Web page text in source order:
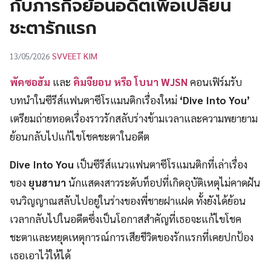
กับภารกิจย้อนอดีตเพื่อเปลี่ยน
ชะตารักแรก
13/05/2026 SVVEET KIM
พัคซอฮัม และ คิมจียอน หรือ โบนา WJSNคอนเฟิร์มรับ
บทนำในซีรีส์แฟนตาซีโรแมนติกเรื่องใหม่ ‘Dive Into You’
เตรียมถ่ายทอดเรื่องราวรักสลับร่างข้ามเวลาและความพยายาม
ย้อนกลับไปแก้ไขโชคชะตาในอดีต
Dive Into You เป็นซีรีส์แนวแฟนตาซีโรแมนติกที่เล่าเรื่อง
ของ ยุนฮานานักแสดงสาวระดับท็อปที่เกิดอุบัติเหตุไม่คาดฝัน
จนวิญญาณสลับไปอยู่ในร่างของพี่ชายฝาแฝด ทั้งยังได้ย้อน
เวลากลับไปในอดีตซึ่งเป็นโอกาสสำคัญที่เธอจะแก้ไขโชค
ชะตาและหยุดเหตุการณ์การเสียชีวิตของรักแรกที่เคยปกป้อง
เธอเอาไว้ให้ได้